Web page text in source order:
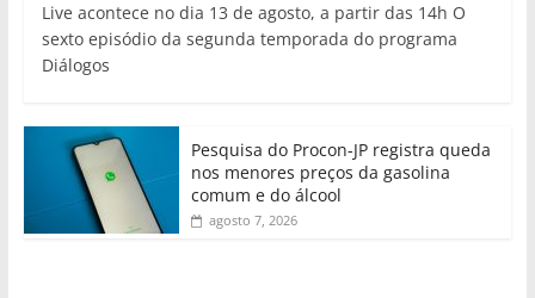
Live acontece no dia 13 de agosto, a partir das 14h O
sexto episódio da segunda temporada do programa
Diálogos
Pesquisa do Procon-JP registra queda
nos menores preços da gasolina
comum e do álcool
agosto 7, 2026